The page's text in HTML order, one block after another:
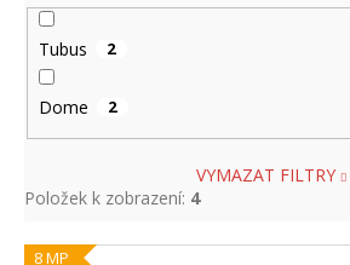
Tubus 2
Dome 2
VYMAZAT FILTRY
Položek k zobrazení: 4
8 MP